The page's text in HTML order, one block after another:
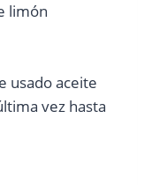
limón
usado aceite
vez hasta